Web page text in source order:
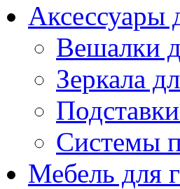
Аксессуары
Вешалки
Зеркала
Системы
Мебель для